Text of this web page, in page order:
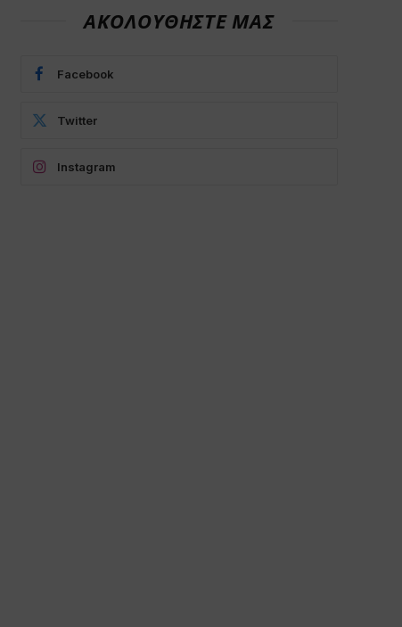
ΑΚΟΛΟΥΘΗΣΤΕ ΜΑΣ
Facebook
Twitter
Instagram